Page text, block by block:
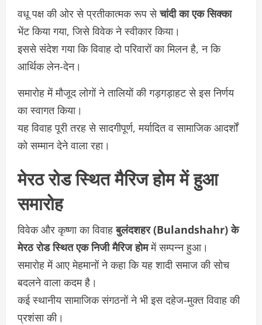
वधू पक्ष की ओर से प्रतीकात्मक रूप सेचांदी का एक सिक्का
भेंट किया गया, जिसे विवेक ने स्वीकार किया।
इससे संदेश गया कि विवाह दो परिवारों का मिलन है, न कि
आर्थिक लेन-देन।
समारोह में मौजूद लोगों ने तालियों की गड़गड़ाहट से इस निर्णय
का स्वागत किया।
यह विवाह पूरी तरह से सादगीपूर्ण, मर्यादित व सामाजिक आदर्शों
को सम्मान देने वाला रहा।
मेरठ रोड स्थित मैरिज होम में हुआ
समारोह
विवेक और कृष्णा का विवाहबुलंदशहर (Bulandshahr) के
मेरठ रोड स्थित एक निजी मैरिज होममें सम्पन्न हुआ।
समारोह में आए मेहमानों ने कहा कि यह शादी समाज की सोच
बदलने वाला कदम है।
कई स्थानीय सामाजिक संगठनों ने भी इस दहेज-मुक्त विवाह की
प्रशंसा की।